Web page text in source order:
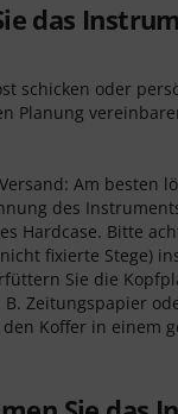
das
schicken oder
Planung
Am besten
des
Hardcase. Bitte
fixierte Stege)
Sie die
Zeitungspapier
Koffer in einem